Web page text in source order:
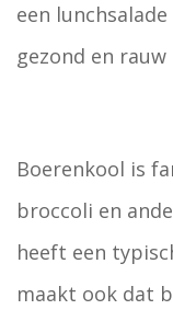
een
gezond en
Boerenkool is
broccoli en
heeft een
maakt ook dat